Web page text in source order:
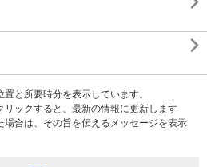

と所要時分を表示しています。
リックすると、最新の情報に更新します
場合は、その旨を伝えるメッセージを表示